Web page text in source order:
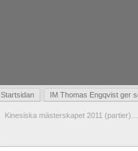
Startsidan IM Thomas Engqvist ger
Kinesiska mästerskapet 2011 (partier)…